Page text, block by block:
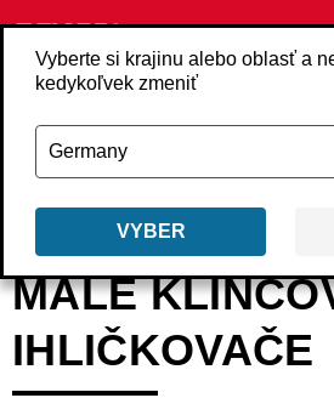
Vyberte si krajinu alebo oblasť a
kedykoľvek zmeniť
VYBER
Späť Produkty Náradie Klincovače
MALÉ
IHLIČKOVAČE